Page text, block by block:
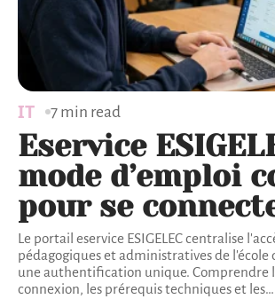
IT 7 min read
Eservice
mode d’emploi
pour se
Le portail eservice ESIGELEC centralise
pédagogiques et administratives de l'école
une authentification unique. Comprendre
connexion, les prérequis techniques et les…